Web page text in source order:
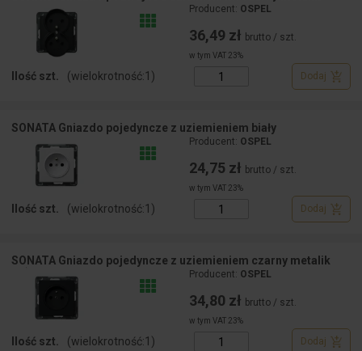
Producent: OSPEL
36,49 zł brutto / szt.
w tym VAT 23%
Ilość szt. (wielokrotność:1 ) Dodaj
SONATA Gniazdo pojedyncze z uziemieniem biały
Producent: OSPEL
24,75 zł brutto / szt.
w tym VAT 23%
Ilość szt. (wielokrotność:1 ) Dodaj
SONATA Gniazdo pojedyncze z uziemieniem czarny metalik
Producent: OSPEL
34,80 zł brutto / szt.
w tym VAT 23%
Ilość szt. (wielokrotność:1 ) Dodaj